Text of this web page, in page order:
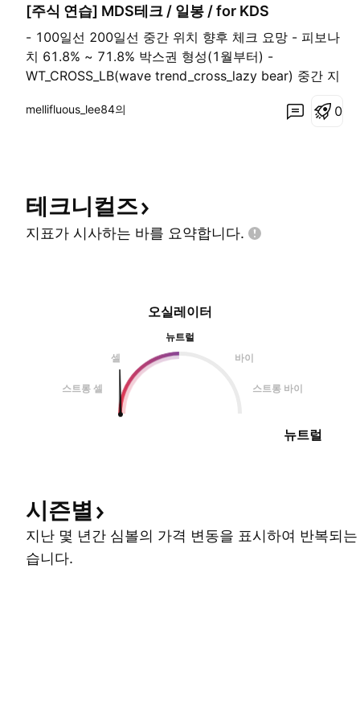
[주식 연습] MDS테크 / 일봉 / for KDS
- 100일선 200일선 중간 위치 향후 체크 요망 - 피보나
치 61.8% ~ 71.8% 박스권 형성(1월부터) -
WT_CROSS_LB(wave trend_cross_lazy bear) 중간 지
에 위치 - 볼린져 밴드는 좁아진 상태(롱 or 숏 전환)
mellifluous_lee84의 0
테크니컬즈
지표가 시사하는 바를 요약합니다.
오실레이터
뉴트럴
셀
바이
스트롱 셀 스트롱 바이
뉴트럴
시즌별
지난 몇 년간 심볼의 가격 변동을 표시하여 반복되
습니다.